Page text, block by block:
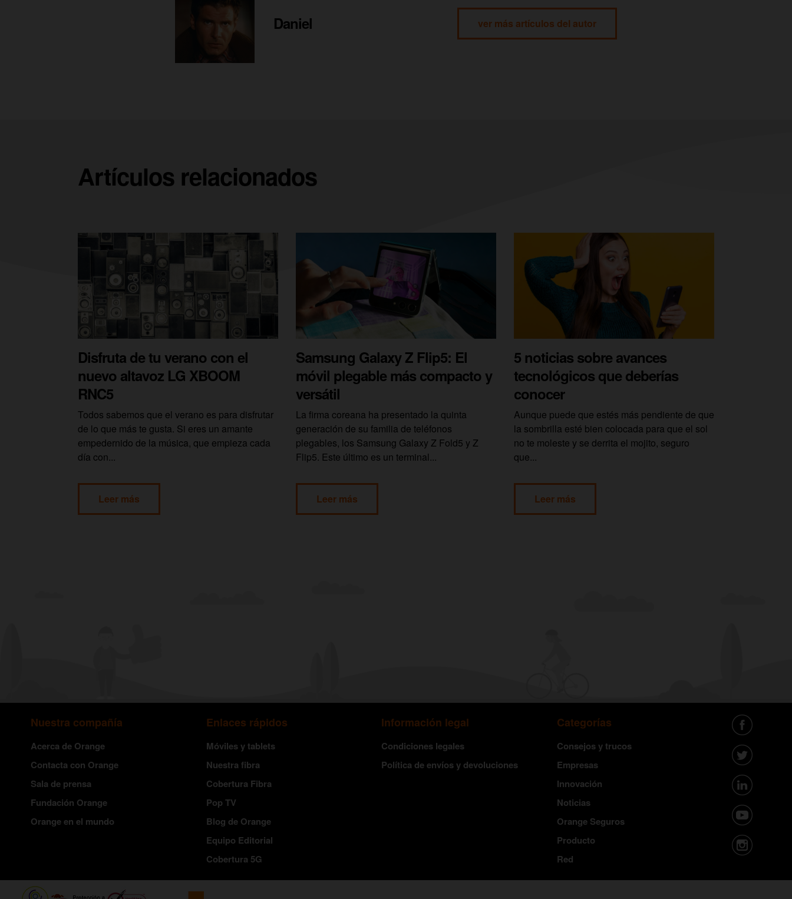
Daniel ver más artículos del autor
Artículos relacionados
Disfruta de tu verano con el
nuevo altavoz LG XBOOM
RNC5
Todos sabemos que el verano es para disfrutar
de lo que más te gusta. Si eres un amante
empedernido de la música, que empieza cada
día con...
Leer más
Samsung Galaxy Z Flip5: El
móvil plegable más compacto y
versátil
La firma coreana ha presentado la quinta
generación de su familia de teléfonos
plegables, los Samsung Galaxy Z Fold5 y Z
Flip5. Este último es un terminal...
Leer más
5 noticias sobre avances
tecnológicos que deberías
conocer
Aunque puede que estés más pendiente de que
la sombrilla esté bien colocada para que el sol
no te moleste y se derrita el mojito, seguro
que...
Leer más
Nuestra compañía
Acerca de Orange
Contacta con Orange
Sala de prensa
Fundación Orange
Orange en el mundo
Enlaces rápidos
Móviles y tablets
Nuestra fibra
Cobertura Fibra
Pop TV
Blog de Orange
Equipo Editorial
Cobertura 5G
Información legal
Condiciones legales
Política de envíos y devoluciones
Categorías
Consejos y trucos
Empresas
Innovación
Noticias
Orange Seguros
Producto
Red